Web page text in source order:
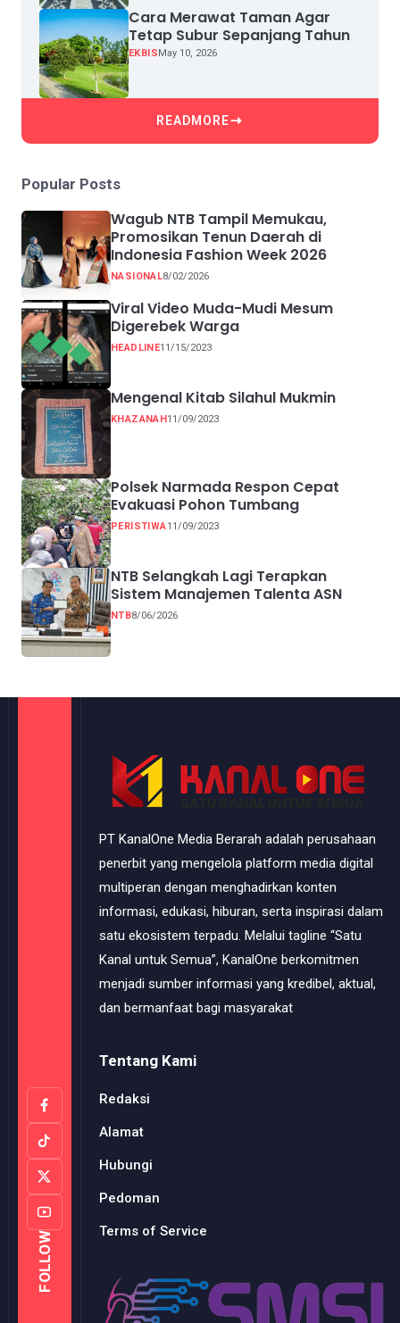
Cara Merawat Taman Agar
Tetap Subur Sepanjang Tahun
EKBISMay 10, 2026
READMORE
Popular Posts
Wagub NTB Tampil Memukau,
Promosikan Tenun Daerah di
Indonesia Fashion Week 2026
NASIONAL8/02/2026
Viral Video Muda-Mudi Mesum
Digerebek Warga
HEADLINE11/15/2023
Mengenal Kitab Silahul Mukmin
KHAZANAH11/09/2023
Polsek Narmada Respon Cepat
Evakuasi Pohon Tumbang
PERISTIWA11/09/2023
NTB Selangkah Lagi Terapkan
Sistem Manajemen Talenta ASN
NTB8/06/2026
FOLLOW
PT KanalOne Media Berarah adalah perusahaan
penerbit yang mengelola platform media digital
multiperan dengan menghadirkan konten
informasi, edukasi, hiburan, serta inspirasi dalam
satu ekosistem terpadu. Melalui tagline “Satu
Kanal untuk Semua”, KanalOne berkomitmen
menjadi sumber informasi yang kredibel, aktual,
dan bermanfaat bagi masyarakat
Tentang Kami
Redaksi
Alamat
Hubungi
Pedoman
Terms of Service